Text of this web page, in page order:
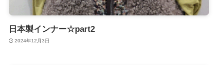
日本製インナー☆part2
2024年12月3日